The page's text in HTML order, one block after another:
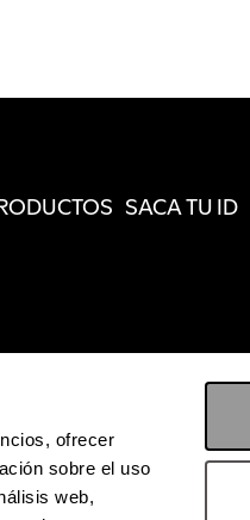
ofrecer
sobre el uso
web,
SACA TU ID